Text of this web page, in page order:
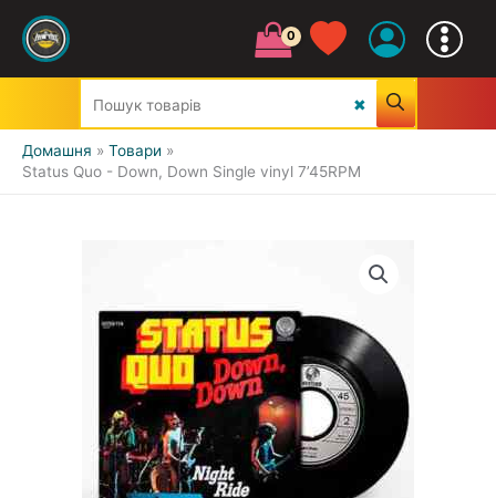
Домашня
Товари
Status Quo - Down, Down Single vinyl 7’45RPM
CLASSIC